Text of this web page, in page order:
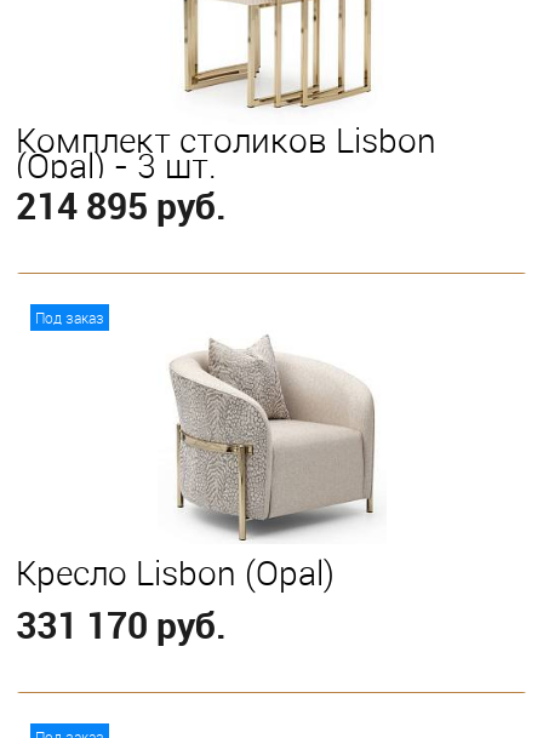
Комплект столиков Lisbon
(Opal) - 3 шт.
214 895 руб.
Под заказ
Кресло Lisbon (Opal)
331 170 руб.